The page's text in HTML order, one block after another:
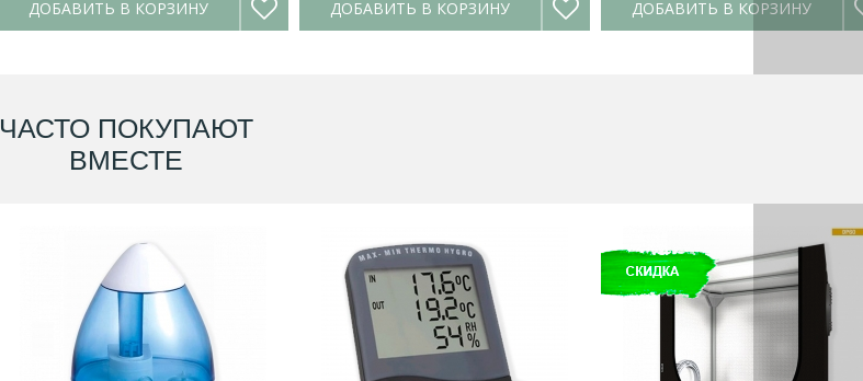
ДОБАВИТЬ В КОРЗИНУ ДОБАВИТЬ В КОРЗИНУ ДОБАВИТЬ В КОРЗИНУ
ЧАСТО ПОКУПАЮТ
ВМЕСТЕ